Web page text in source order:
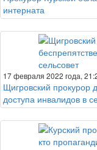
интерната
17 февраля 2022 года,
Щигровский прокурор
доступа инвалидов в